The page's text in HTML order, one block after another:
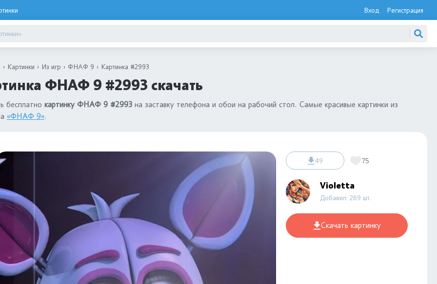
Вход Регистрация
Картинки Из игр ФНАФ 9 Картинка #2993
ФНАФ 9 #2993 скачать
бесплатно картинку ФНАФ 9 #2993 на заставку телефона и обои на рабочий стол. Самые красивые картинки из
«ФНАФ 9».
49 75
Violetta
Добавил: 269 шт.
Скачать картинку